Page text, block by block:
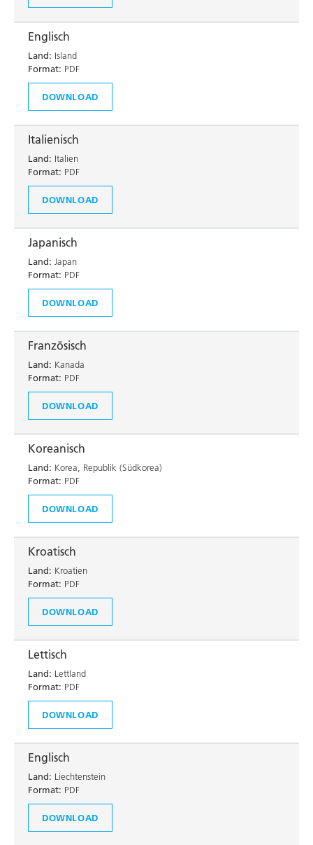
Englisch
Land: Island
Format: PDF
DOWNLOAD
Italienisch
Land: Italien
Format: PDF
DOWNLOAD
Japanisch
Land: Japan
Format: PDF
DOWNLOAD
Französisch
Land: Kanada
Format: PDF
DOWNLOAD
Koreanisch
Land: Korea, Republik (Südkorea)
Format: PDF
DOWNLOAD
Kroatisch
Land: Kroatien
Format: PDF
DOWNLOAD
Lettisch
Land: Lettland
Format: PDF
DOWNLOAD
Englisch
Land: Liechtenstein
Format: PDF
DOWNLOAD